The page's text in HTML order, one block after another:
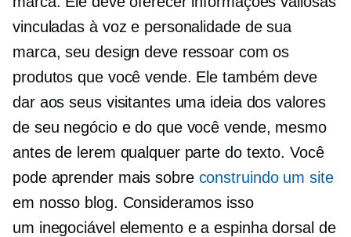
vinculadas à voz e personalidade de sua
marca, seu design deve ressoar com os
produtos que você vende. Ele também deve
dar aos seus visitantes uma ideia dos valores
de seu negócio e do que você vende, mesmo
antes de lerem qualquer parte do texto. Você
pode aprender mais sobre construindo um site
em nosso blog. Consideramos isso
um inegociável elemento e a espinha dorsal de